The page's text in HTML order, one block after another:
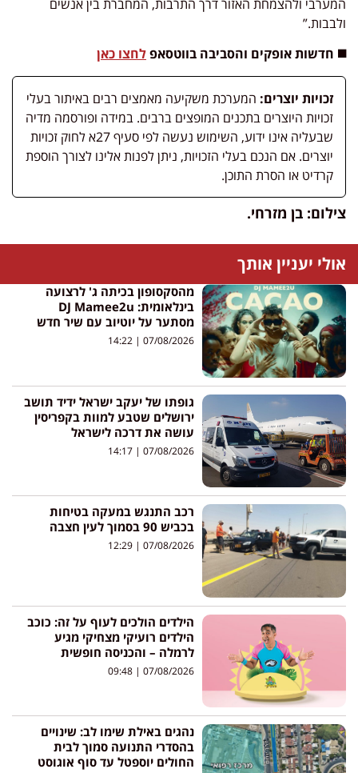
המערבי ולהצמחת האזור דרך התרבות, המחברת בין אנשים
ולבבות.”
◼️ חדשות אופקים והסביבה בווטסאפלחצו כאן
זכויות יוצרים: המערכת משקיעה מאמצים רבים באיתור בעלי
זכויות היוצרים בתכנים המופצים ברבים. במידה ופורסמה מדיה
שבעליה אינו ידוע, השימוש נעשה לפי סעיף 27א לחוק זכויות
יוצרים. אם הנכם בעלי הזכויות, ניתן לפנות אלינו לצורך הוספת
קרדיט או הסרת התוכן.
צילום: בן מזרחי.
אולי יעניין אותך
מהסקסופון בכיתה ג' לרצועה
בינלאומית: DJ Mamee2u
מסתער על יוטיוב עם שיר חדש
07/08/2026
גופתו של יעקב ישראל ידיד תושב
ירושלים שטבע למוות בקפריסין
עושה את דרכה לישראל
07/08/2026
רכב התנגש במעקה בטיחות
בכביש 90 בסמוך לעין חצבה
07/08/2026
הילדים הולכים לעוף על זה: כוכב
הילדים רועיקי מצחיקי מגיע
לרמלה – והכניסה חופשית
07/08/2026
נהגים באילת שימו לב: שינויים
בהסדרי התנועה סמוך לבית
החולים יוספטל עד סוף אוגוסט